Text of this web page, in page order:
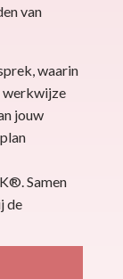
van
waarin
werkwijze
jouw
Samen
de